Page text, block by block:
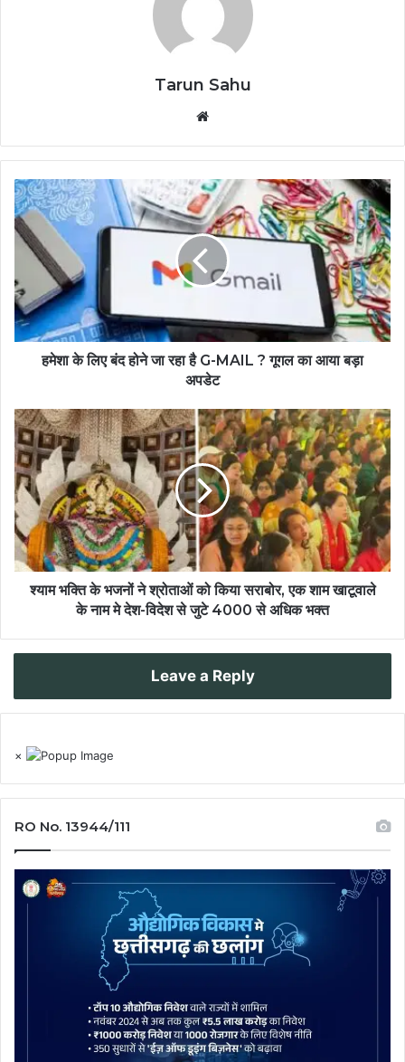
Tarun Sahu
हमेशा के लिए बंद होने जा रहा है G-MAIL ? गूगल का आया बड़ा
अपडेट
श्याम भक्ति के भजनों ने श्रोताओं को किया सराबोर, एक शाम खाटूवाले
के नाम मे देश-विदेश से जुटे 4000 से अधिक भक्त
Leave a Reply
×
RO No. 13944/111